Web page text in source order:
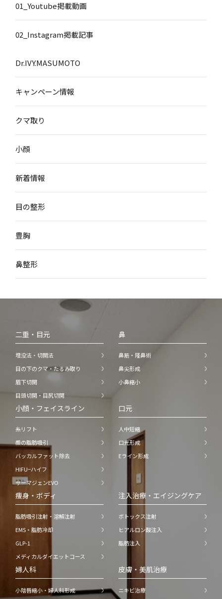
01_Youtube掲載動画
02_Instagram掲載記事
Dr.IVY.MASUMOTO
キャンペーン情報
クマ取り
小顔
新着情報
目の整形
豊胸
鼻整形
二重・目元
埋没法・切開法
目の下のクマ・たるみ取り
眉下切開
目頭切開・目尻切開
鼻
鼻筋・隆鼻術
鼻尖形成
小鼻縮小
小顔・フェイスライン
糸リフト
顔の脂肪吸引
バッカルファット除去
HIFU−ハイフ
サーマジェンEVO
口元
人中短縮
口元形成
Eライン形成
痩身・ボディ
脂肪吸引注射・溶解注射
EMS・脂肪冷却
GLP-1
メディカルダイエットコース
注入治療・エイジングケア
ボトックス注射
ヒアルロン酸注入
脂肪注入
婦人科
小陰唇縮小・婦人科形成
皮膚・美肌治療
ニキビ治療